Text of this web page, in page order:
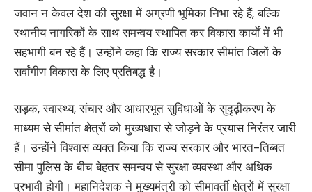
जवान न केवल देश की सुरक्षा में अग्रणी भूमिका निभा रहे हैं, बल्कि
स्थानीय नागरिकों के साथ समन्वय स्थापित कर विकास कार्यों में भी
सहभागी बन रहे हैं। उन्होंने कहा कि राज्य सरकार सीमांत जिलों के
सर्वांगीण विकास के लिए प्रतिबद्ध है।
सड़क, स्वास्थ्य, संचार और आधारभूत सुविधाओं के सुदृढ़ीकरण के
माध्यम से सीमांत क्षेत्रों को मुख्यधारा से जोड़ने के प्रयास निरंतर जारी
हैं। उन्होंने विश्वास व्यक्त किया कि राज्य सरकार और भारत-तिब्बत
सीमा पुलिस के बीच बेहतर समन्वय से सुरक्षा व्यवस्था और अधिक
प्रभावी होगी। महानिदेशक ने मुख्यमंत्री को सीमावर्ती क्षेत्रों में सुरक्षा